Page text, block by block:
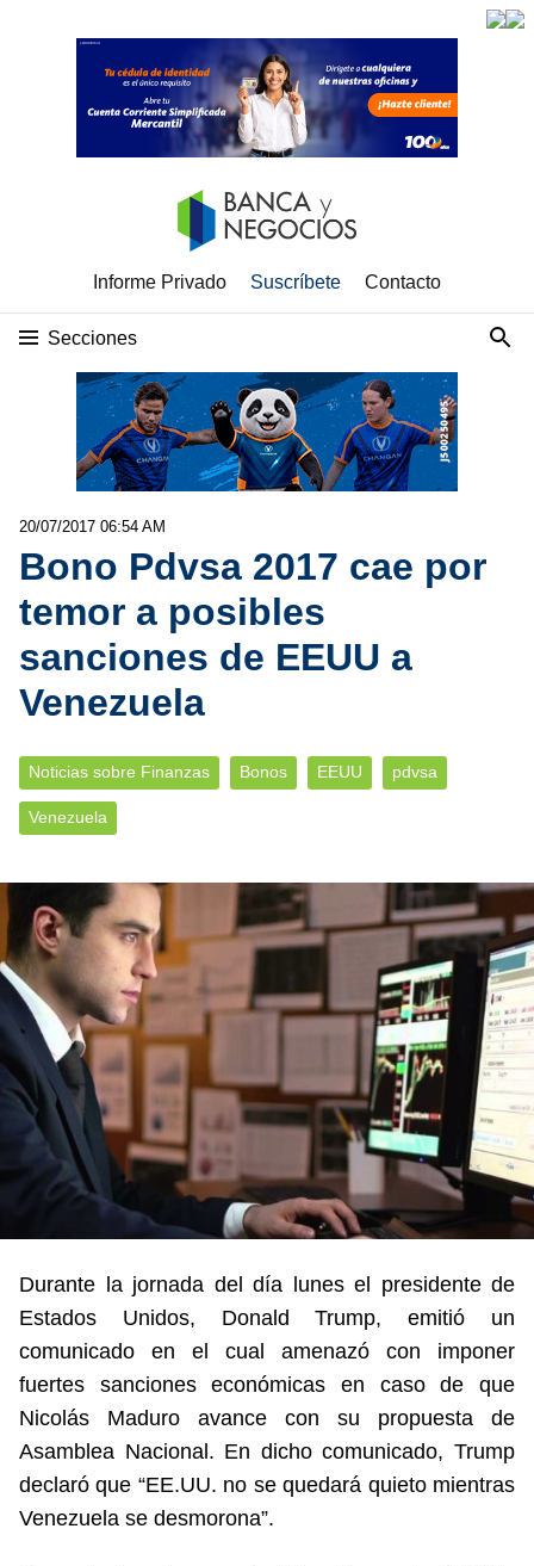
Informe Privado Suscríbete Contacto
Secciones
20/07/2017 06:54 AM
Bono Pdvsa 2017 cae por
temor a posibles
sanciones de EEUU a
Venezuela
Noticias sobre Finanzas Bonos EEUU pdvsa
Venezuela
Durante la jornada del día lunes el presidente de
Estados Unidos, Donald Trump, emitió un
comunicado en el cual amenazó con imponer
fuertes sanciones económicas en caso de que
Nicolás Maduro avance con su propuesta de
Asamblea Nacional. En dicho comunicado, Trump
declaró que “EE.UU. no se quedará quieto mientras
Venezuela se desmorona”.